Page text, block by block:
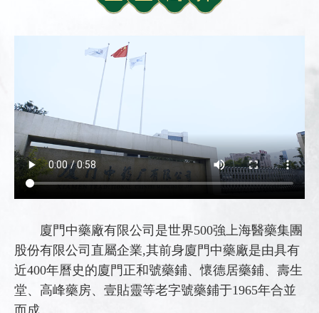
廈門中藥廠有限公司是世界500強上海醫藥集團
股份有限公司直屬企業,其前身廈門中藥廠是由具有
近400年曆史的廈門正和號藥鋪、懷德居藥鋪、壽生
堂、高峰藥房、壹貼靈等老字號藥鋪于1965年合並